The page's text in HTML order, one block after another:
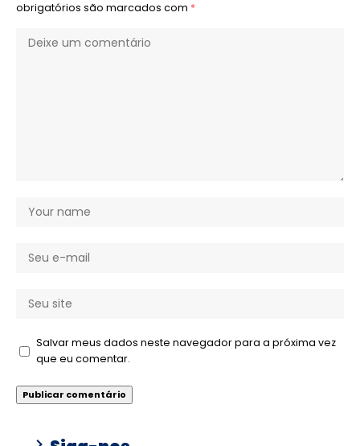
obrigatórios são marcados com *
Salvar meus dados neste navegador para a próxima vez
que eu comentar.